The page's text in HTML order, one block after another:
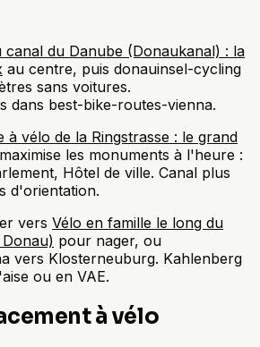
canal du Danube (Donaukanal) : la
au centre, puis donauinsel-cycling
sans voitures.
dans best-bike-routes-vienna.
à vélo de la Ringstrasse : le grand
maximise les monuments à l'heure :
Hôtel de ville. Canal plus
d'orientation.
vers Vélo en famille le long du
pour nager, ou
vers Klosterneuburg. Kahlenberg
ou en VAE.
à vélo